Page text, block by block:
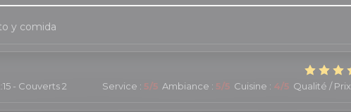
y comida
- Couverts 2 Service : 5/5 Ambiance : 5/5 Cuisine : 4/5 Qualité / Prix